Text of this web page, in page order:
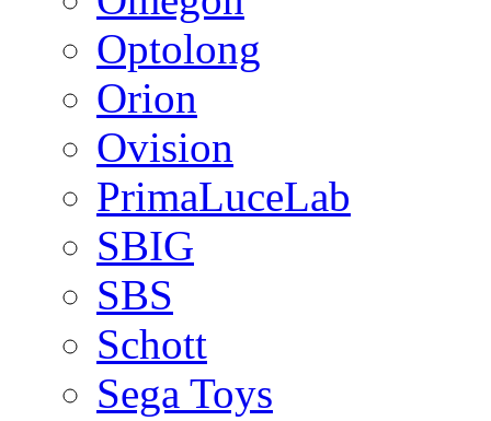
Optolong
Orion
Ovision
PrimaLuceLab
SBIG
SBS
Schott
Sega Toys